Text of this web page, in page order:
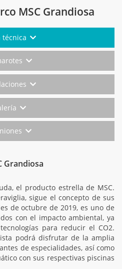
MSC Grandiosa
técnica
Grandiosa
el producto estrella de MSC.
sigue el concepto de sus
de octubre de 2019, es uno de
con el impacto ambiental, ya
para reducir el CO2.
podrá disfrutar de la amplia
de especialidades, así como
con sus respectivas piscinas